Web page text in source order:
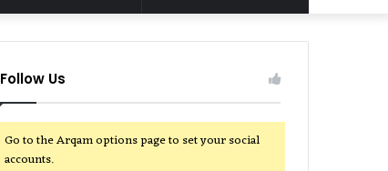
for
Follow Us
Go to the Arqam options page to set your social
accounts.